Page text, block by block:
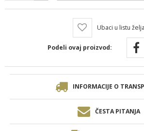
Ubaci u listu želja
Podeli ovaj proizvod:
INFORMACIJE O
ČESTA PITANJA